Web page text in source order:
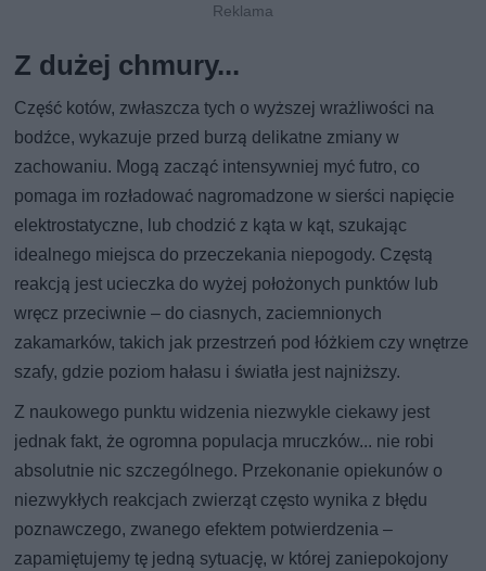
Z dużej chmury...
Część kotów, zwłaszcza tych o wyższej wrażliwości na
bodźce, wykazuje przed burzą delikatne zmiany w
zachowaniu. Mogą zacząć intensywniej myć futro, co
pomaga im rozładować nagromadzone w sierści napięcie
elektrostatyczne, lub chodzić z kąta w kąt, szukając
idealnego miejsca do przeczekania niepogody. Częstą
reakcją jest ucieczka do wyżej położonych punktów lub
wręcz przeciwnie – do ciasnych, zaciemnionych
zakamarków, takich jak przestrzeń pod łóżkiem czy wnętrze
szafy, gdzie poziom hałasu i światła jest najniższy.
Z naukowego punktu widzenia niezwykle ciekawy jest
jednak fakt, że ogromna populacja mruczków... nie robi
absolutnie nic szczególnego. Przekonanie opiekunów o
niezwykłych reakcjach zwierząt często wynika z błędu
poznawczego, zwanego efektem potwierdzenia –
zapamiętujemy tę jedną sytuację, w której zaniepokojony